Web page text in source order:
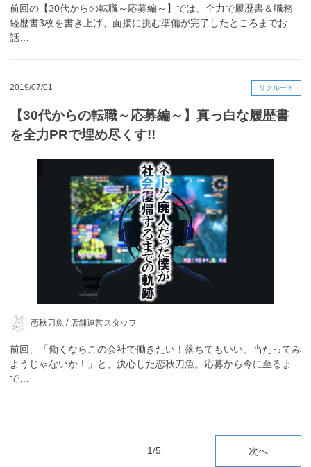
前回の【30代からの転職～応募編～】では、全力で履歴書＆職務
経歴書3枚を書き上げ、面接に挑む準備が完了したところまでお
話…
2019/07/01 リクルート
【30代からの転職～応募編～】真っ白な履歴書
を全力PRで埋め尽くす!!
恋秋刀魚 / 店舗運営スタッフ
前回、「働くならこの会社で働きたい！落ちてもいい、当たってみ
ようじゃないか！」と、決心した恋秋刀魚。応募から今に至るま
で…
1/5 次へ